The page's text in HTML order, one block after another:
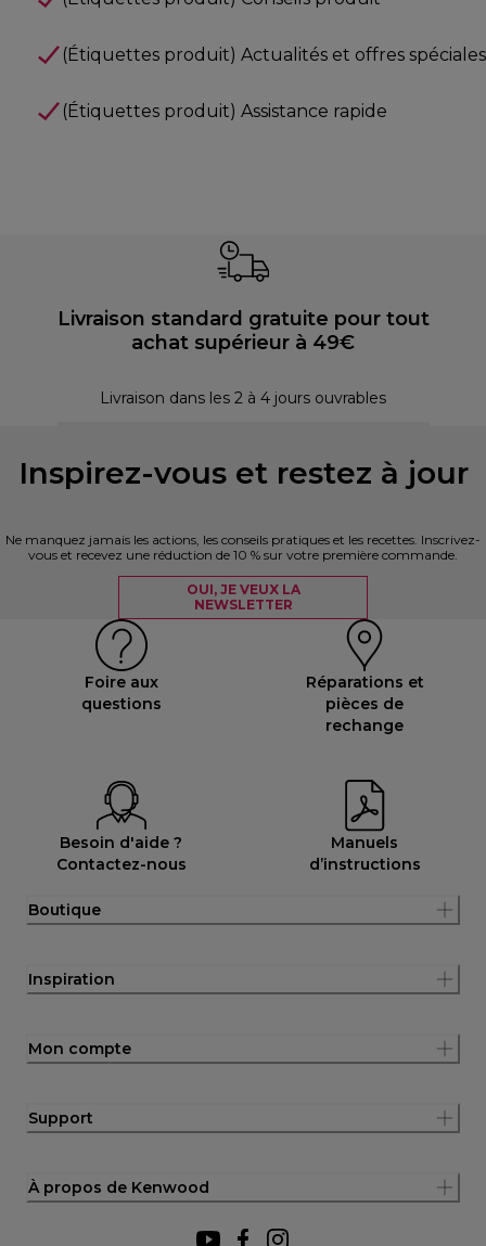
(Étiquettes produit) Actualités et offres spéciales
(Étiquettes produit) Assistance rapide
Livraison standard gratuite pour tout
achat supérieur à 49€
Livraison dans les 2 à 4 jours ouvrables
Inspirez-vous et restez à jour
Ne manquez jamais les actions, les conseils pratiques et les recettes. Inscrivez-
vous et recevez une réduction de 10 % sur votre première commande.
OUI, JE VEUX LA
NEWSLETTER
Foire aux
questions
Réparations et
pièces de
rechange
Besoin d'aide ?
Contactez-nous
Manuels
d’instructions
Boutique
Inspiration
Mon compte
Support
À propos de Kenwood